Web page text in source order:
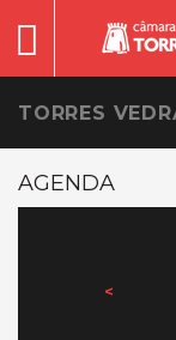
TORRES
AGENDA
<